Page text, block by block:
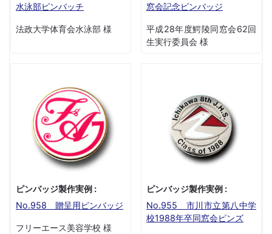
水泳部ピンバッチ
法政大学体育会水泳部 様
窓会記念ピンバッジ
平成28年度鰐陵同窓会62回
生実行委員会 様
ピンバッジ製作実例 :
No.958 贈呈用ピンバッジ
フリーエース美容学校 様
ピンバッジ製作実例 :
No.955 市川市立第八中学
校1988年卒同窓会ピンズ